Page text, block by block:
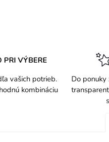
PRI VÝBERE
vašich potrieb.
kombináciu
Do